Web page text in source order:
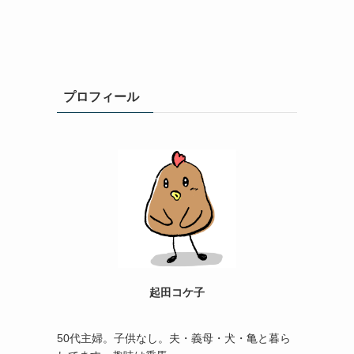
プロフィール
起田コケ子
50代主婦。子供なし。夫・義母・犬・亀と暮ら